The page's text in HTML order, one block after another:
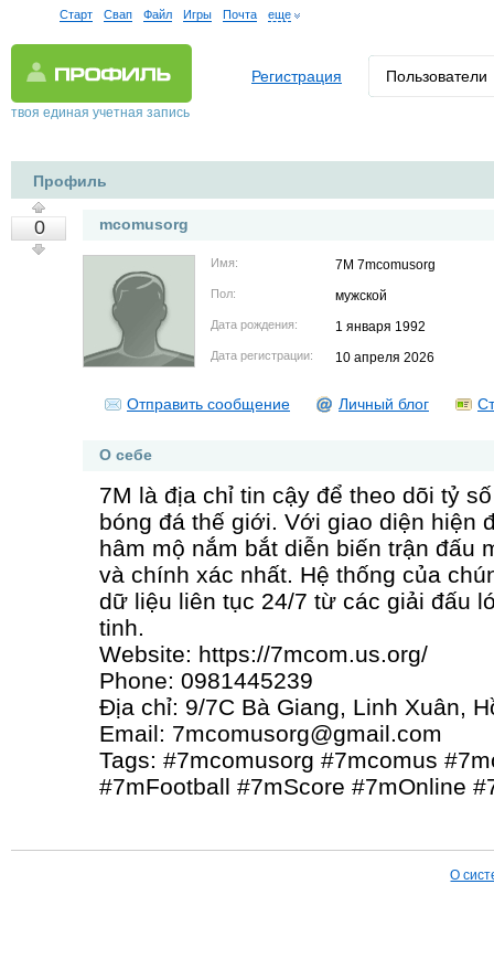
Старт Свап Файл Игры Почта еще
твоя единая учетная запись
Регистрация Пользователи
Профиль
0 mcomusorg
Имя: 7M 7mcomusorg
Пол: мужской
Дата рождения: 1 января 1992
Дата регистрации: 10 апреля 2026
Отправить сообщение Личный блог
О себе
7M là địa chỉ tin cậy để theo dõi tỷ
bóng đá thế giới. Với giao diện hiện
hâm mộ nắm bắt diễn biến trận đấu
và chính xác nhất. Hệ thống của
dữ liệu liên tục 24/7 từ các giải đấu
tinh.
Website: https://7mcom.us.org/
Phone: 0981445239
Địa chỉ: 9/7C Bà Giang, Linh Xuân,
Email: 7mcomusorg@gmail.com
Tags: #7mcomusorg #7mcomus
#7mFootball #7mScore #7mOnline
О